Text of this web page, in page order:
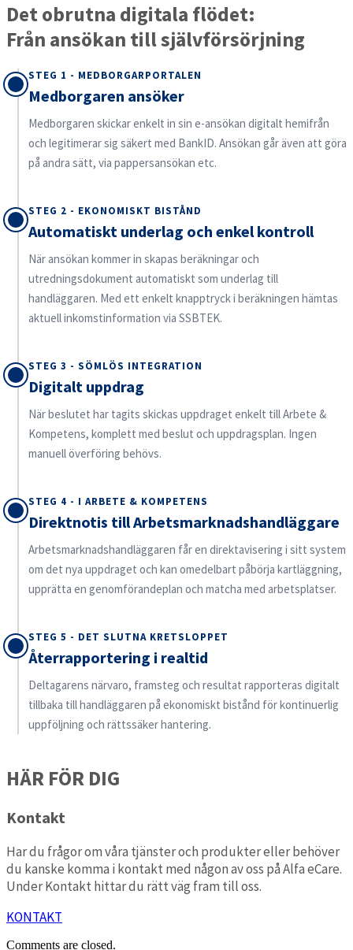
Det obrutna digitala flödet:
Från ansökan till självförsörjning
STEG 1 - MEDBORGARPORTALEN
Medborgaren ansöker
Medborgaren skickar enkelt in sin e-ansökan digitalt hemifrån
och legitimerar sig säkert med BankID. Ansökan går även att göra
på andra sätt, via pappersansökan etc.
STEG 2 - EKONOMISKT BISTÅND
Automatiskt underlag och enkel kontroll
När ansökan kommer in skapas beräkningar och
utredningsdokument automatiskt som underlag till
handläggaren. Med ett enkelt knapptryck i beräkningen hämtas
aktuell inkomstinformation via SSBTEK.
STEG 3 - SÖMLÖS INTEGRATION
Digitalt uppdrag
När beslutet har tagits skickas uppdraget enkelt till Arbete &
Kompetens, komplett med beslut och uppdragsplan. Ingen
manuell överföring behövs.
STEG 4 - I ARBETE & KOMPETENS
Direktnotis till Arbetsmarknadshandläggare
Arbetsmarknadshandläggaren får en direktavisering i sitt system
om det nya uppdraget och kan omedelbart påbörja kartläggning,
upprätta en genomförandeplan och matcha med arbetsplatser.
STEG 5 - DET SLUTNA KRETSLOPPET
Återrapportering i realtid
Deltagarens närvaro, framsteg och resultat rapporteras digitalt
tillbaka till handläggaren på ekonomiskt bistånd för kontinuerlig
uppföljning och rättssäker hantering.
HÄR FÖR DIG
Kontakt
Har du frågor om våra tjänster och produkter eller behöver
du kanske komma i kontakt med någon av oss på Alfa eCare.
Under Kontakt hittar du rätt väg fram till oss.
KONTAKT
Comments are closed.